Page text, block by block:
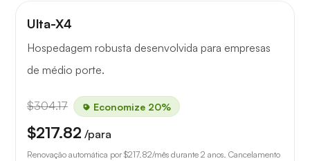
Ulta-X4
Hospedagem robusta desenvolvida para empresas
de médio porte.
$304.17 Economize 20%
$217.82 /para
Renovação automática por $217.82/mês durante 2 anos. Cancelamento